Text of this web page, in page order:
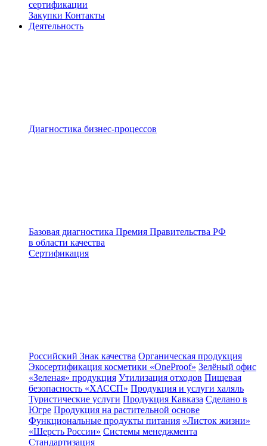
сертификации
Закупки Контакты
Деятельность
Диагностика бизнес-процессов
Базовая диагностика Премия Правительства РФ
в области качества
Сертификация
Российский Знак качества Органическая продукция
Экосертификация косметики «OneProof» Зелёный офис
«Зеленая» продукция Утилизация отходов Пищевая
безопасность «ХАССП» Продукция и услуги халяль
Туристические услуги Продукция Кавказа Сделано в
Югре Продукция на растительной основе
Функциональные продукты питания «Листок жизни»
«Шерсть России» Системы менеджмента
Стандартизация